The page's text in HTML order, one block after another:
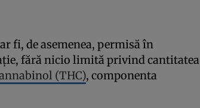
fi, de asemenea, permisă în
fără nicio limită privind cantitatea
(THC), componenta